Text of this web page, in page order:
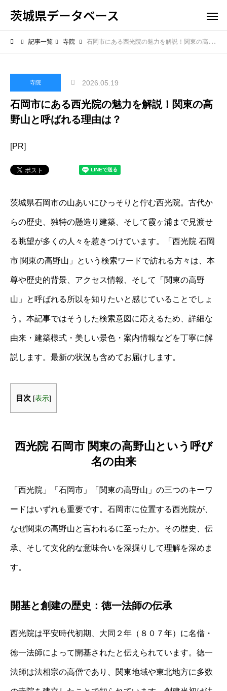
茨城県データベース
記事一覧 寺院 石岡市にある西光院の魅力を解説！関東の高野山と呼ばれる理由は？
寺院 2026.05.19
石岡市にある西光院の魅力を解説！関東の高
野山と呼ばれる理由は？
[PR]
茨城県石岡市の山あいにひっそりと佇む西光院。古代か
らの歴史、独特の懸造り建築、そして霞ヶ浦まで見渡せ
る眺望が多くの人々を惹きつけています。「西光院 石岡
市 関東の高野山」という検索ワードで訪れる方々は、本
尊や歴史的背景、アクセス情報、そして「関東の高野
山」と呼ばれる所以を知りたいと感じていることでしょ
う。本記事ではそうした検索意図に応えるため、詳細な
由来・建築様式・美しい景色・案内情報などを丁寧に解
説します。最新の状況も含めてお届けします。
目次 [表示]
西光院 石岡市 関東の高野山という呼び
名の由来
「西光院」「石岡市」「関東の高野山」の三つのキーワ
ードはいずれも重要です。石岡市に位置する西光院が、
なぜ関東の高野山と言われるに至ったか。その歴史、伝
承、そして文化的な意味合いを深掘りして理解を深めま
す。
開基と創建の歴史：徳一法師の伝承
西光院は平安時代初期、大同２年（８０７年）に名僧・
徳一法師によって開基されたと伝えられています。徳一
法師は法相宗の高僧であり、関東地域や東北地方に多数